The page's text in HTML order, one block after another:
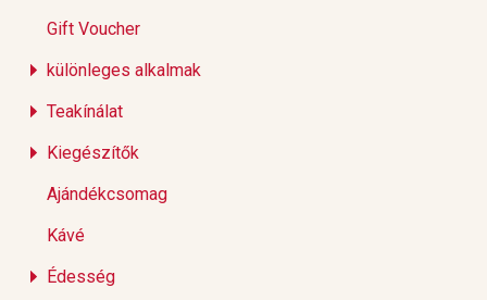
Gift Voucher
különleges alkalmak
Teakínálat
Kiegészítők
Ajándékcsomag
Kávé
Édesség